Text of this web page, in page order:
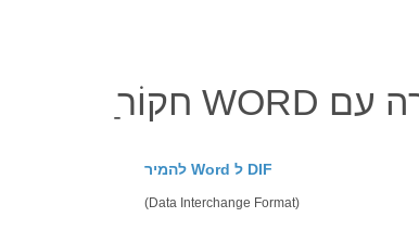
להמיר Word ל DIF
(Data Interchange Format)